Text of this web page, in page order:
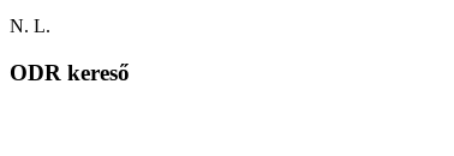
N. L.
ODR kereső